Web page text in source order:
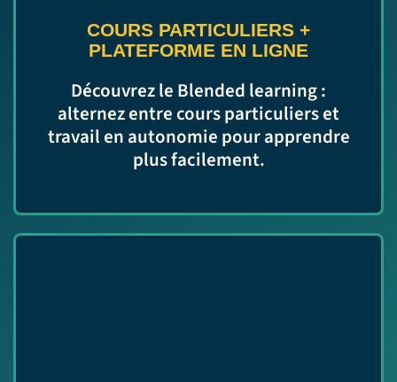
COURS PARTICULIERS +
PLATEFORME EN LIGNE
Découvrez le Blended learning :
alternez entre cours particuliers et
travail en autonomie pour apprendre
plus facilement.